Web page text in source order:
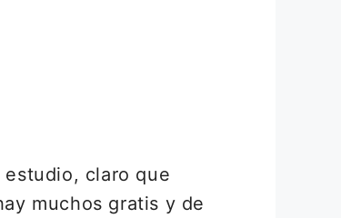
claro que
muchos gratis y de